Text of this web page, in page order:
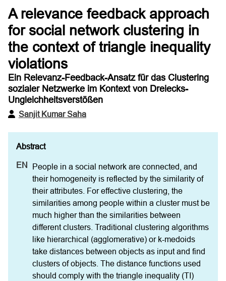
A relevance feedback approach
for social network clustering in
the context of triangle inequality
violations
Ein Relevanz-Feedback-Ansatz für das Clustering
sozialer Netzwerke im Kontext von Dreiecks-
Ungleichheitsverstößen
Sanjit Kumar Saha
People in a social network are connected, and
their homogeneity is reflected by the similarity of
their attributes. For effective clustering, the
similarities among people within a cluster must be
much higher than the similarities between
different clusters. Traditional clustering algorithms
like hierarchical (agglomerative) or k-medoids
take distances between objects as input and find
clusters of objects. The distance functions used
should comply with the triangle inequality (TI)